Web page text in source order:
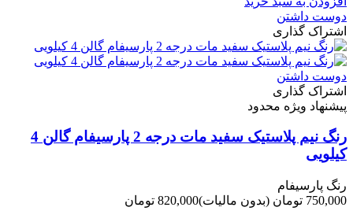
دوست داشتن
اشتراک گذاری
دوست داشتن
اشتراک گذاری
پیشنهاد ویژه محدود
رنگ نیم پلاستیک سفید مات درجه 2 پارسیفام گالن 4
کیلویی
رنگ پارسیفام
750,000 تومان
(بدون مالیات)820,000 تومان